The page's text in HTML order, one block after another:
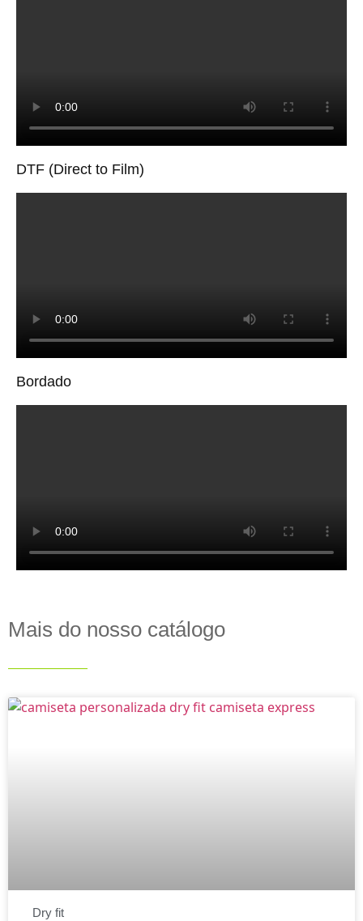
DTF (Direct to Film)
Bordado
Mais do nosso catálogo
Dry fit